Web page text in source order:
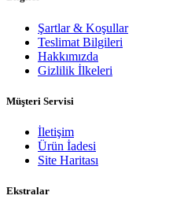
Şartlar & Koşullar
Teslimat Bilgileri
Hakkımızda
Gizlilik İlkeleri
Müşteri Servisi
İletişim
Ürün İadesi
Site Haritası
Ekstralar